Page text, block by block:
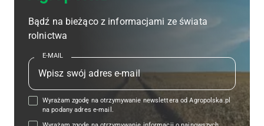
Bądź na bieżąco z informacjami ze świata
rolnictwa
E-MAIL
Wyrażam zgodę na otrzymywanie newslettera od Agropolska.pl
na podany adres e-mail.